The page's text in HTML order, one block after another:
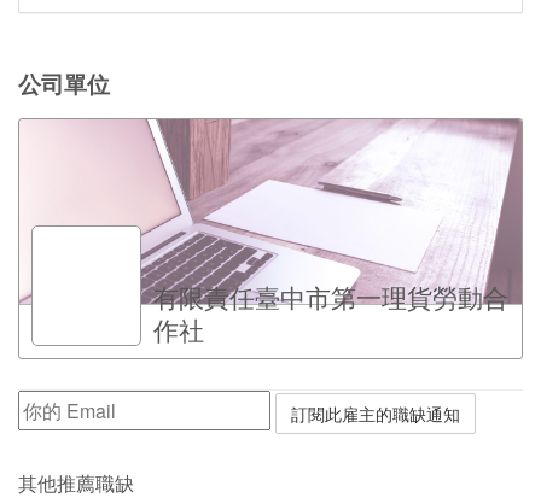
公司單位
有限責任臺中市第一理貨勞動合
作社
其他推薦職缺